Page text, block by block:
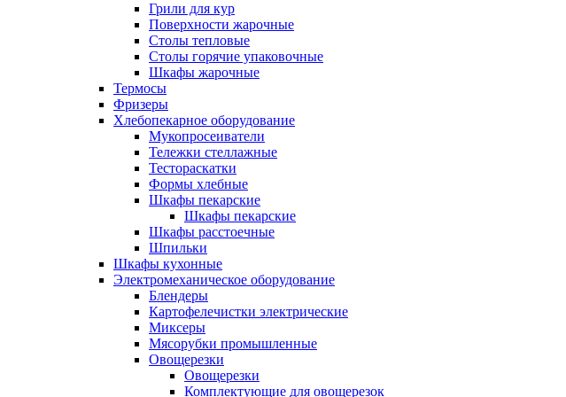
Грили для кур
Поверхности жарочные
Столы тепловые
Столы горячие упаковочные
Шкафы жарочные
Термосы
Фризеры
Хлебопекарное оборудование
Мукопросеиватели
Тележки стеллажные
Тестораскатки
Формы хлебные
Шкафы пекарские
Шкафы пекарские
Шкафы расстоечные
Шпильки
Шкафы кухонные
Электромеханическое оборудование
Блендеры
Картофелечистки электрические
Миксеры
Мясорубки промышленные
Овощерезки
Овощерезки
Комплектующие для овощерезок